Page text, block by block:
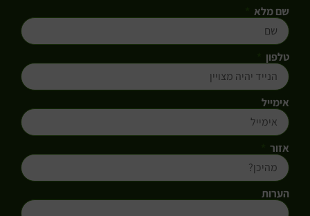
שם מלא
טלפון
אימייל
אזור
הערות